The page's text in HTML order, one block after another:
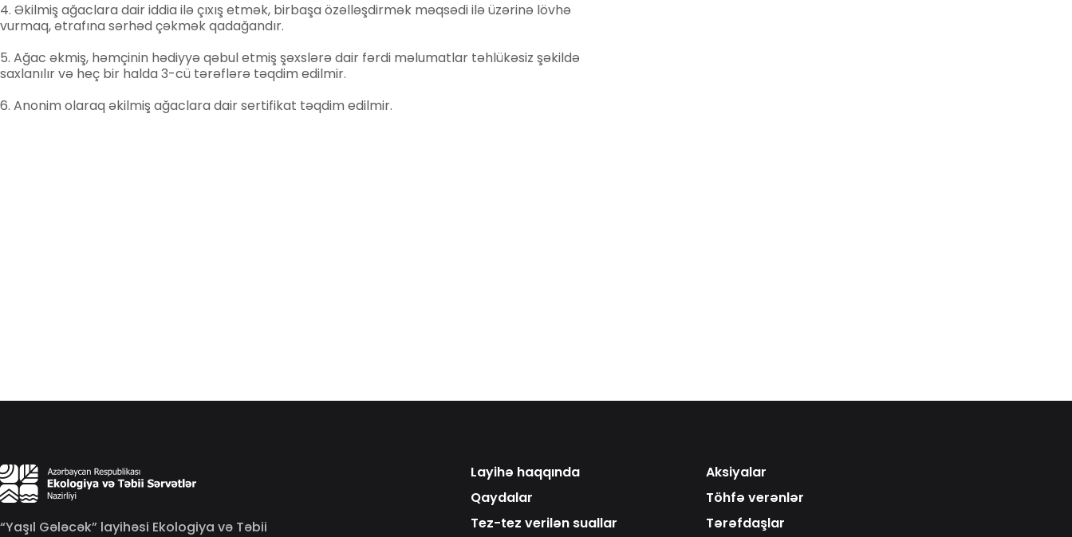
Əkilmiş ağaclara dair iddia ilə çıxış etmək, birbaşa özəlləşdirmək məqsədi ilə üzərinə lövhə
vurmaq, ətrafına sərhəd çəkmək qadağandır.
Ağac əkmiş, həmçinin hədiyyə qəbul etmiş şəxslərə dair fərdi məlumatlar təhlükəsiz şəkildə
saxlanılır və heç bir halda 3-cü tərəflərə təqdim edilmir.
Anonim olaraq əkilmiş ağaclara dair sertifikat təqdim edilmir.
“Yaşıl Gələcək” layihəsi Ekologiya və Təbii
Layihə haqqında
Qaydalar
Tez-tez verilən suallar
Aksiyalar
Töhfə verənlər
Tərəfdaşlar